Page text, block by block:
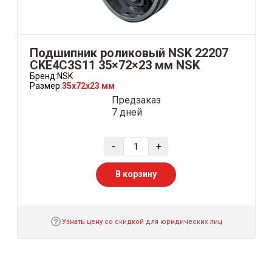
Подшипник роликовый NSK 22207
CKE4C3S11 35×72×23 мм NSK
Бренд:NSK
Размер:35x72x23 мм
Предзаказ
7 дней
- +
В корзину
Узнать цену со скидкой для юридических лиц